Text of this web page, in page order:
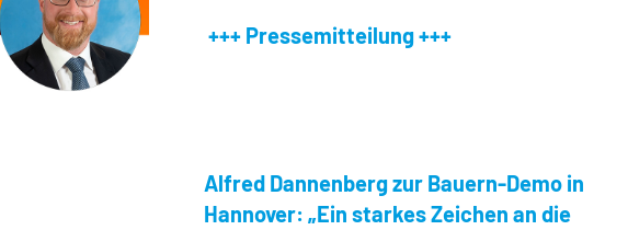
+++ Pressemitteilung +++
Alfred Dannenberg zur Bauern-Demo in
Hannover: „Ein starkes Zeichen an die